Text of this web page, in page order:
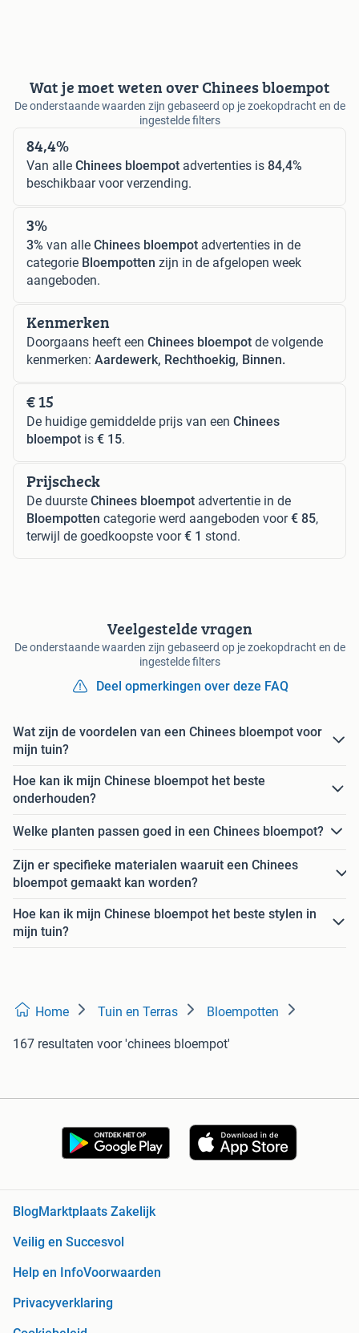
Wat je moet weten over Chinees bloempot
De onderstaande waarden zijn gebaseerd op je zoekopdracht en de
ingestelde filters
84,4%
Van alle Chinees bloempot advertenties is 84,4%
beschikbaar voor verzending.
3%
3% van alle Chinees bloempot advertenties in de
categorie Bloempotten zijn in de afgelopen week
aangeboden.
Kenmerken
Doorgaans heeft een Chinees bloempot de volgende
kenmerken: Aardewerk, Rechthoekig, Binnen.
€ 15
De huidige gemiddelde prijs van een Chinees
bloempot is € 15.
Prijscheck
De duurste Chinees bloempot advertentie in de
Bloempotten categorie werd aangeboden voor€ 85,
terwijl de goedkoopste voor€ 1 stond.
Veelgestelde vragen
De onderstaande waarden zijn gebaseerd op je zoekopdracht en de
ingestelde filters
Deel opmerkingen over deze FAQ
Wat zijn de voordelen van een Chinees bloempot voor
mijn tuin?
Hoe kan ik mijn Chinese bloempot het beste
onderhouden?
Welke planten passen goed in een Chinees bloempot?
Zijn er specifieke materialen waaruit een Chinees
bloempot gemaakt kan worden?
Hoe kan ik mijn Chinese bloempot het beste stylen in
mijn tuin?
Home Tuin en Terras Bloempotten
167 resultaten voor 'chinees bloempot'
BlogMarktplaats Zakelijk
Veilig en Succesvol
Help en InfoVoorwaarden
Privacyverklaring